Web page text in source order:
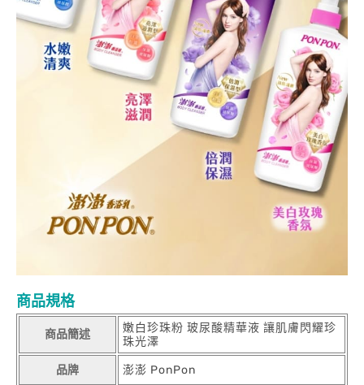
商品規格
商品簡述
嫩白珍珠粉 玻尿酸精華液 讓肌膚閃耀珍
珠光澤
品牌 澎澎 PonPon